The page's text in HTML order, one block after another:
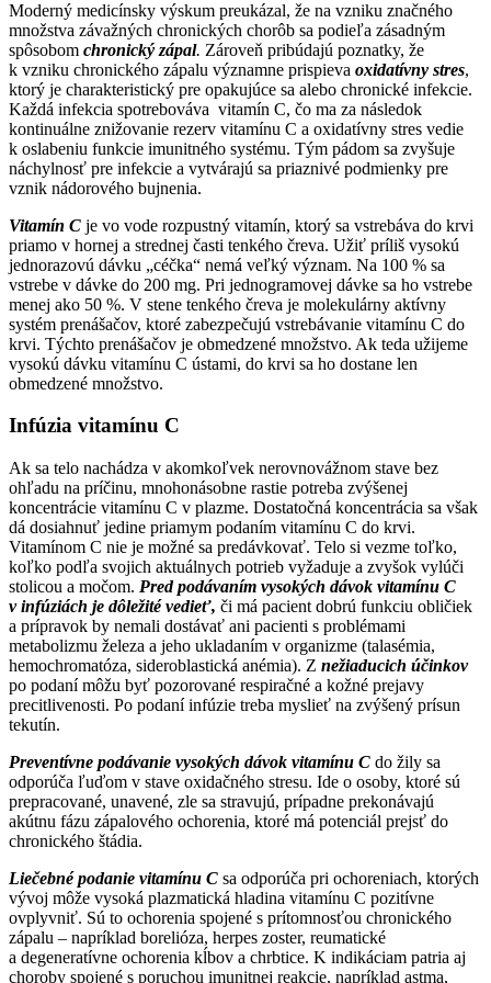
Moderný medicínsky výskum preukázal, že na vzniku značného
množstva závažných chronických chorôb sa podieľa zásadným
spôsobom chronický zápal. Zároveň pribúdajú poznatky, že
k vzniku chronického zápalu významne prispieva oxidatívny stres,
ktorý je charakteristický pre opakujúce sa alebo chronické infekcie.
Každá infekcia spotrebováva vitamín C, čo ma za následok
kontinuálne znižovanie rezerv vitamínu C a oxidatívny stres vedie
k oslabeniu funkcie imunitného systému. Tým pádom sa zvyšuje
náchylnosť pre infekcie a vytvárajú sa priaznivé podmienky pre
vznik nádorového bujnenia.
Vitamín C je vo vode rozpustný vitamín, ktorý sa vstrebáva do krvi
priamo v hornej a strednej časti tenkého čreva. Užiť príliš vysokú
jednorazovú dávku „céčka“ nemá veľký význam. Na 100 % sa
vstrebe v dávke do 200 mg. Pri jednogramovej dávke sa ho vstrebe
menej ako 50 %. V stene tenkého čreva je molekulárny aktívny
systém prenášačov, ktoré zabezpečujú vstrebávanie vitamínu C do
krvi. Týchto prenášačov je obmedzené množstvo. Ak teda užijeme
vysokú dávku vitamínu C ústami, do krvi sa ho dostane len
obmedzené množstvo.
Infúzia vitamínu C
Ak sa telo nachádza v akomkoľvek nerovnovážnom stave bez
ohľadu na príčinu, mnohonásobne rastie potreba zvýšenej
koncentrácie vitamínu C v plazme. Dostatočná koncentrácia sa však
dá dosiahnuť jedine priamym podaním vitamínu C do krvi.
Vitamínom C nie je možné sa predávkovať. Telo si vezme toľko,
koľko podľa svojich aktuálnych potrieb vyžaduje a zvyšok vylúči
stolicou a močom. Pred podávaním vysokých dávok vitamínu C
v infúziách je dôležité vedieť, či má pacient dobrú funkciu obličiek
a prípravok by nemali dostávať ani pacienti s problémami
metabolizmu železa a jeho ukladaním v organizme (talasémia,
hemochromatóza, sideroblastická anémia). Z nežiaducich účinkov
po podaní môžu byť pozorované respiračné a kožné prejavy
precitlivenosti. Po podaní infúzie treba myslieť na zvýšený prísun
tekutín.
Preventívne podávanie vysokých dávok vitamínu C do žily sa
odporúča ľuďom v stave oxidačného stresu. Ide o osoby, ktoré sú
prepracované, unavené, zle sa stravujú, prípadne prekonávajú
akútnu fázu zápalového ochorenia, ktoré má potenciál prejsť do
chronického štádia.
Liečebné podanie vitamínu C sa odporúča pri ochoreniach, ktorých
vývoj môže vysoká plazmatická hladina vitamínu C pozitívne
ovplyvniť. Sú to ochorenia spojené s prítomnosťou chronického
zápalu – napríklad borelióza, herpes zoster, reumatické
a degeneratívne ochorenia kĺbov a chrbtice. K indikáciam patria aj
choroby spojené s poruchou imunitnej reakcie, napríklad astma,